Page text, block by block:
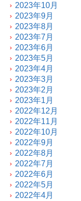
2023年10月
2023年9月
2023年8月
2023年7月
2023年6月
2023年5月
2023年4月
2023年3月
2023年2月
2023年1月
2022年12月
2022年11月
2022年10月
2022年9月
2022年8月
2022年7月
2022年6月
2022年5月
2022年4月